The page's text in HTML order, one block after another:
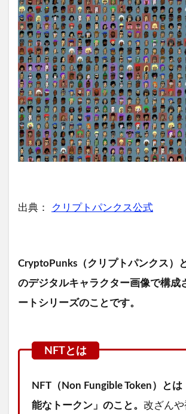
出典： クリプトパンクス公式
CryptoPunks（クリプトパンクス）
のデジタルキャラクター画像で構成
ートシリーズのことです。
NFT（ Non Fungible Token）とは
能なトークン」のこと。 改ざん